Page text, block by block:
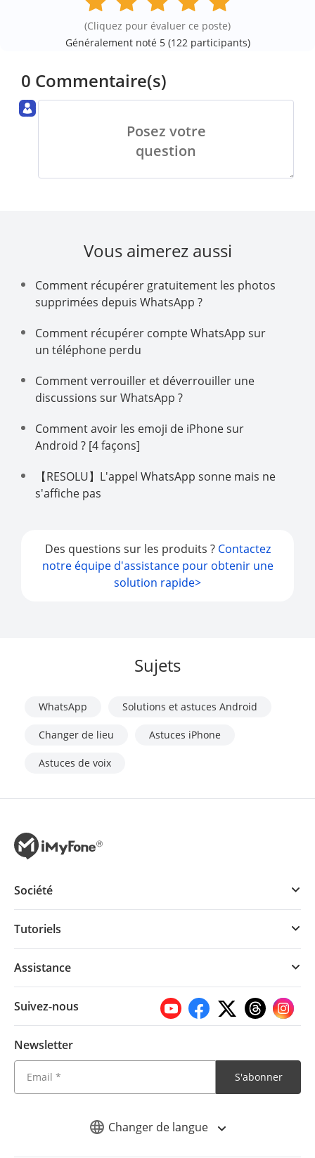
(Cliquez pour évaluer ce poste)
Généralement noté 5 (122participants)
0 Commentaire(s)
Posez votre
question
Vous aimerez aussi
Comment récupérer gratuitement les photos
supprimées depuis WhatsApp ?
Comment récupérer compte WhatsApp sur
un téléphone perdu
Comment verrouiller et déverrouiller une
discussions sur WhatsApp ?
Comment avoir les emoji de iPhone sur
Android ? [4 façons]
【RESOLU】L'appel WhatsApp sonne mais ne
s'affiche pas
Des questions sur les produits ? Contactez
notre équipe d'assistance pour obtenir une
solution rapide>
Sujets
WhatsApp Solutions et astuces Android
Changer de lieu Astuces iPhone
Astuces de voix
Changer de langue
Société
Tutoriels
Assistance
Suivez-nous
Newsletter
S'abonner